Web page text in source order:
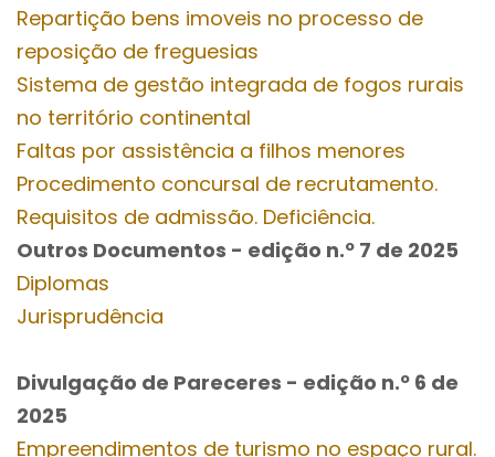
Repartição bens imoveis no processo de
reposição de freguesias
Sistema de gestão integrada de fogos rurais
no território continental
Faltas por assistência a filhos menores
Procedimento concursal de recrutamento.
Requisitos de admissão. Deficiência.
Outros Documentos - edição n.º 7 de 2025
Diplomas
Jurisprudência
Divulgação de Pareceres - edição n.º 6 de
2025
Empreendimentos de turismo no espaço rural.